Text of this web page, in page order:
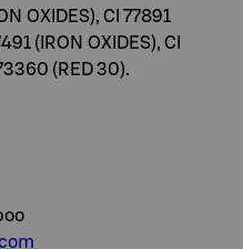
OXIDES), CI 77891
(IRON OXIDES), CI
(RED 30).